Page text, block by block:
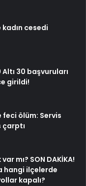
cesedi
30 başvuruları
girildi!
feci ölüm: Servis
mı? SON DAKİKA!
hangi ilçelerde
kapalı?